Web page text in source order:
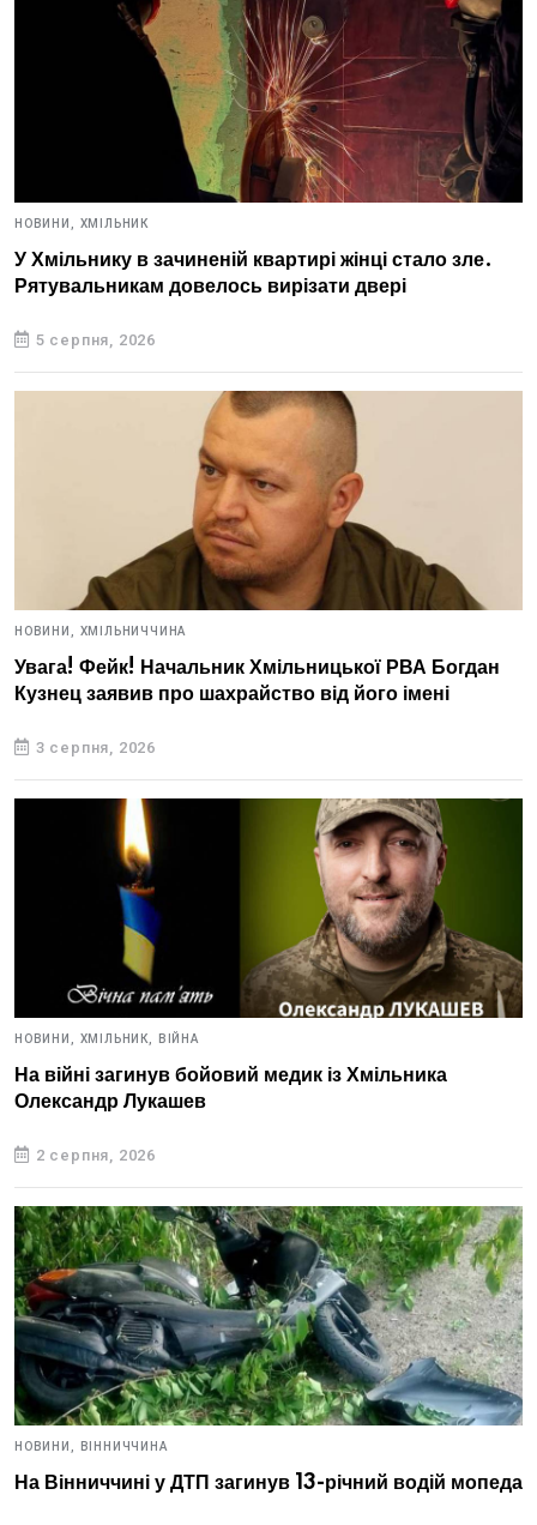
НОВИНИ, ХМІЛЬНИК
У Хмільнику в зачиненій квартирі жінці стало зле.
Рятувальникам довелось вирізати двері
5 серпня, 2026
НОВИНИ, ХМІЛЬНИЧЧИНА
Увага! Фейк! Начальник Хмільницької РВА Богдан
Кузнец заявив про шахрайство від його імені
3 серпня, 2026
НОВИНИ, ХМІЛЬНИК, ВІЙНА
На війні загинув бойовий медик із Хмільника
Олександр Лукашев
2 серпня, 2026
НОВИНИ, ВІННИЧЧИНА
На Вінниччині у ДТП загинув 13-річний водій мопеда